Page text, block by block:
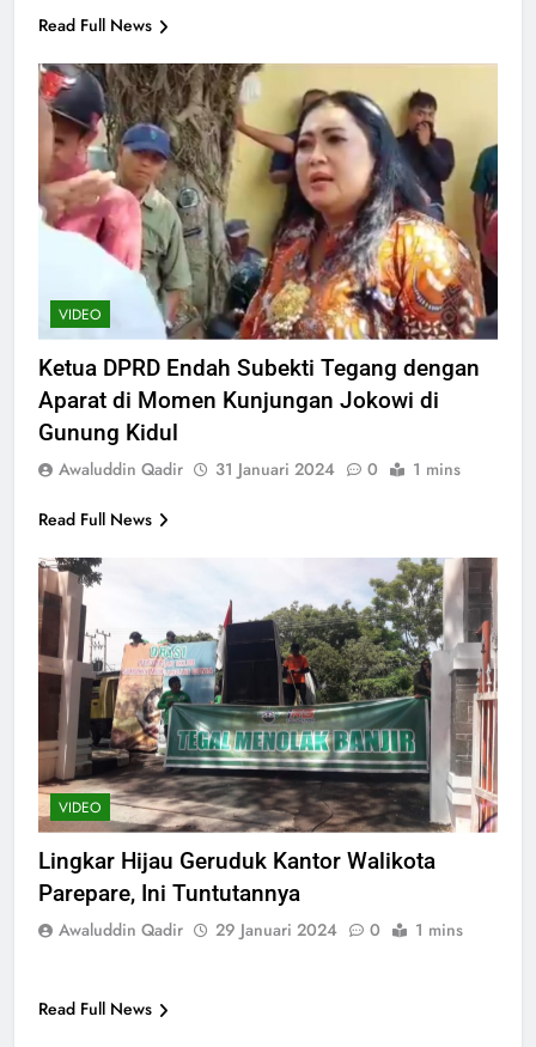
Read Full News
VIDEO
Ketua DPRD Endah Subekti Tegang dengan
Aparat di Momen Kunjungan Jokowi di
Gunung Kidul
Awaluddin Qadir 31 Januari 2024 0 1 mins
Read Full News
VIDEO
Lingkar Hijau Geruduk Kantor Walikota
Parepare, Ini Tuntutannya
Awaluddin Qadir 29 Januari 2024 0 1 mins
Read Full News